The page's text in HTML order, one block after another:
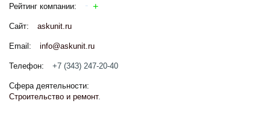
Рейтинг компании:
Сайт: askunit.ru
Email: info@askunit.ru
Телефон: +7 (343) 247-20-40
Сфера деятельности:
Строительство и ремонт.